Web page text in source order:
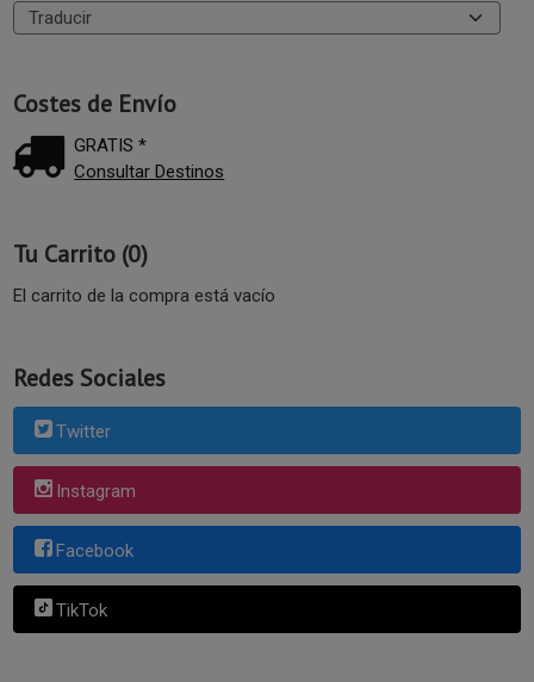
Costes de Envío
GRATIS *
Consultar Destinos
Tu Carrito (0)
El carrito de la compra está vacío
Redes Sociales
Twitter
Instagram
Facebook
TikTok